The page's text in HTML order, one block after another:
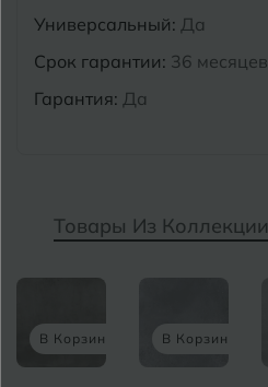
Универсальный: Да
Срок гарантии: 36 месяцев
Гарантия: Да
Товары Из Коллекции
В Корзину В Корзину